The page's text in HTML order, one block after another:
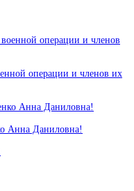
операции и членов их
Анна Даниловна!